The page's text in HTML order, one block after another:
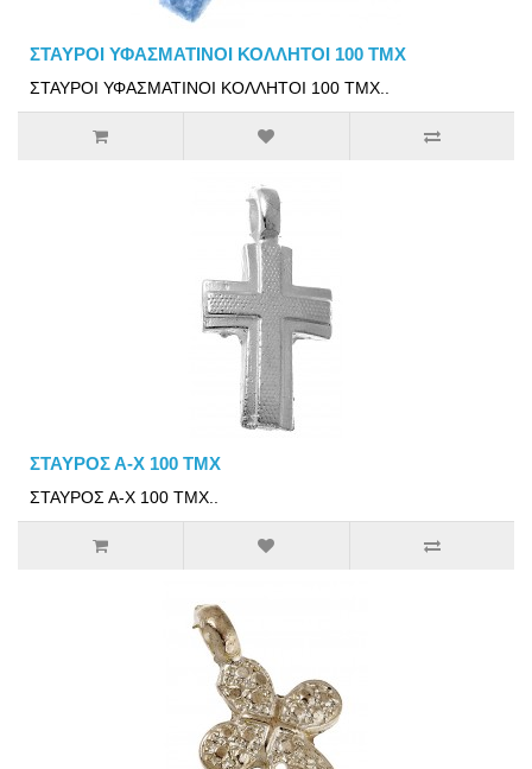
ΣΤΑΥΡΟΙ ΥΦΑΣΜΑΤΙΝΟΙ ΚΟΛΛΗΤΟΙ 100 ΤΜΧ
ΣΤΑΥΡΟΙ ΥΦΑΣΜΑΤΙΝΟΙ ΚΟΛΛΗΤΟΙ 100 ΤΜΧ..
ΣΤΑΥΡΟΣ Α-Χ 100 ΤΜΧ
ΣΤΑΥΡΟΣ Α-Χ 100 ΤΜΧ..